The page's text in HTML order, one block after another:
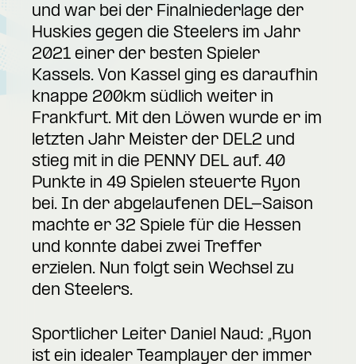
und war bei der Finalniederlage der
Huskies gegen die Steelers im Jahr
2021 einer der besten Spieler
Kassels. Von Kassel ging es daraufhin
knappe 200km südlich weiter in
Frankfurt. Mit den Löwen wurde er im
letzten Jahr Meister der DEL2 und
stieg mit in die PENNY DEL auf. 40
Punkte in 49 Spielen steuerte Ryon
bei. In der abgelaufenen DEL-Saison
machte er 32 Spiele für die Hessen
und konnte dabei zwei Treffer
erzielen. Nun folgt sein Wechsel zu
den Steelers.
Sportlicher Leiter Daniel Naud: „Ryon
ist ein idealer Teamplayer der immer